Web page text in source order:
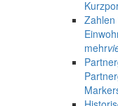
Zahlen
mehr